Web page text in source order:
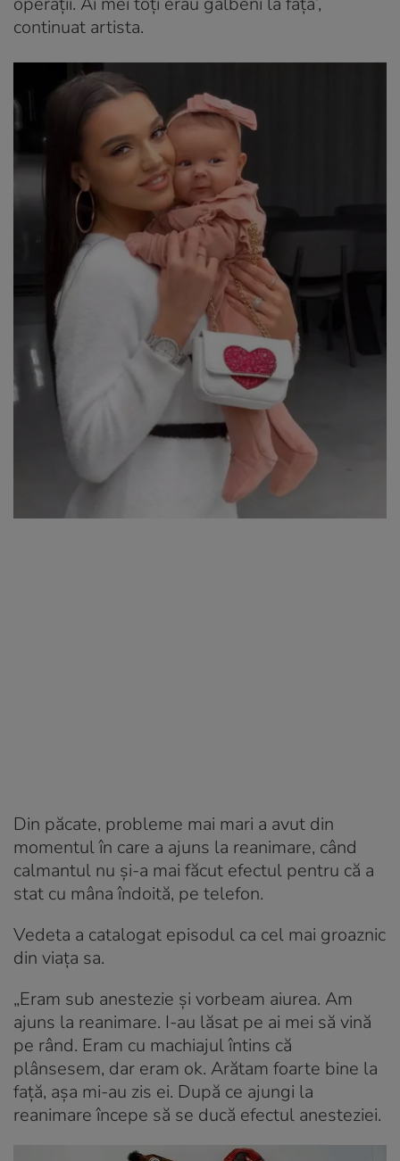
continuat artista.
Din păcate, probleme mai mari a avut din
momentul în care a ajuns la reanimare, când
calmantul nu și-a mai făcut efectul pentru că a
stat cu mâna îndoită, pe telefon.
Vedeta a catalogat episodul ca cel mai groaznic
din viața sa.
„Eram sub anestezie și vorbeam aiurea. Am
ajuns la reanimare. I-au lăsat pe ai mei să vină
pe rând. Eram cu machiajul întins că
plânsesem, dar eram ok. Arătam foarte bine la
față, așa mi-au zis ei. După ce ajungi la
reanimare începe să se ducă efectul anesteziei.